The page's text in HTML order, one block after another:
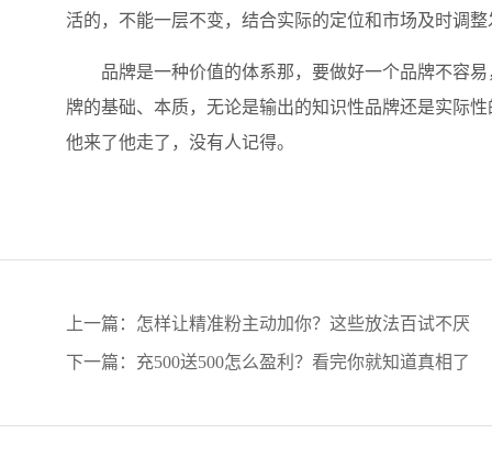
活的，不能一层不变，结合实际的定位和市场及时调
品牌是一种价值的体系那，要做好一个品牌不容易
牌的基础、本质，无论是输出的知识性品牌还是实际
他来了他走了，没有人记得。
上一篇： 怎样让精准粉主动加你？这些放法百试不厌
下一篇： 充500送500怎么盈利？看完你就知道真相了